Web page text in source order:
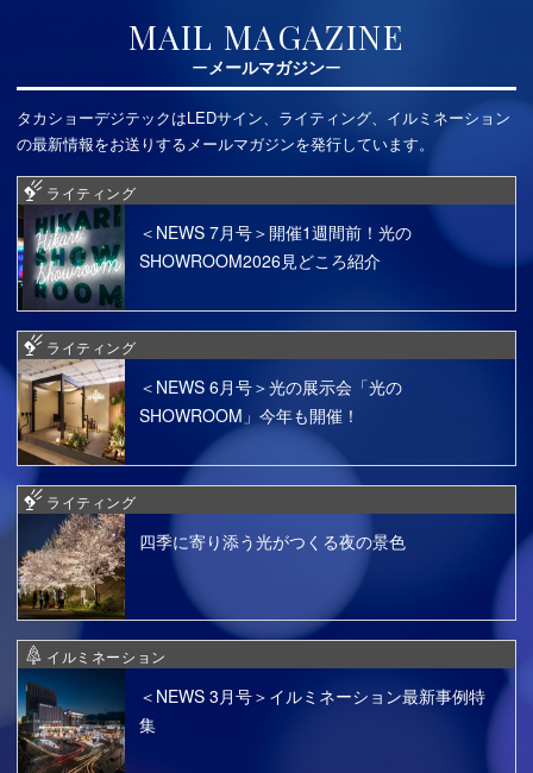
MAIL MAGAZINE
メールマガジン
タカショーデジテックはLEDサイン、ライティング、イルミネーション
の最新情報をお送りするメールマガジンを発行しています。
ライティング
＜NEWS 7月号＞開催1週間前！光の
SHOWROOM2026見どころ紹介
ライティング
＜NEWS 6月号＞光の展示会「光の
SHOWROOM」今年も開催！
ライティング
四季に寄り添う光がつくる夜の景色
イルミネーション
＜NEWS 3月号＞イルミネーション最新事例特
集